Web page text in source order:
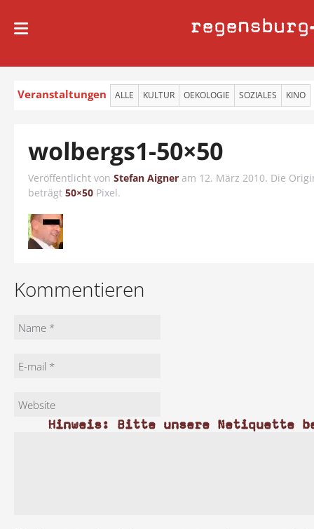
regensburg
Veranstaltungen ALLE KULTUR OEKOLOGIE SOZIALES KINO
wolbergs1-50×50
Veröffentlicht von Stefan Aigner am 12. März 2010. Die
beträgt 50×50 Pixel.
Kommentieren
Hinweis: Bitte unsere Netiquette